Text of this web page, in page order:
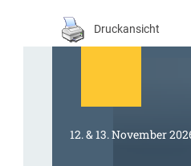
Druckansicht
12. & 13. November